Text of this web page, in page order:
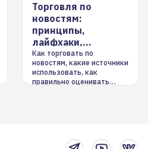
Торговля по
новостям:
принципы,
лайфхаки,
инструменты
Как торговать по
новостям, какие источники
использовать, как
правильно оценивать